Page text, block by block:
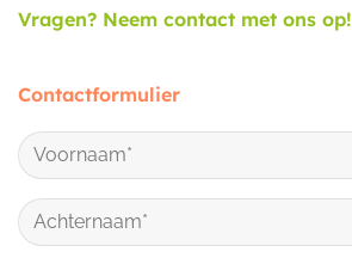
Vragen? Neem contact met ons op!
Contactformulier